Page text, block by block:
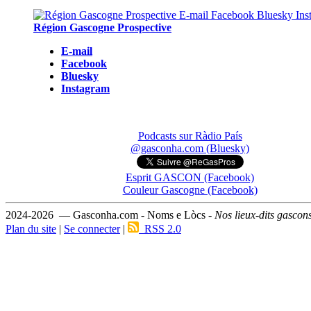
Région Gascogne Prospective
E-mail
Facebook
Bluesky
Instagram
Podcasts sur Ràdio País
@gasconha.com (Bluesky)
Esprit GASCON (Facebook)
Couleur Gascogne (Facebook)
2024-2026 — Gasconha.com - Noms e Lòcs - Nos lieux-dits
Plan du site | Se connecter| RSS 2.0